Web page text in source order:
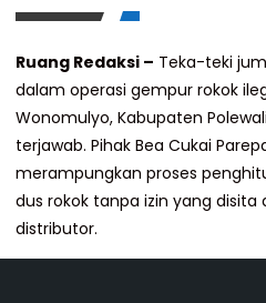
Ruang Redaksi – Teka-teki
dalam operasi gempur rokok
Wonomulyo, Kabupaten
terjawab. Pihak Bea Cukai
merampungkan proses
dus rokok tanpa izin yang disita
distributor.